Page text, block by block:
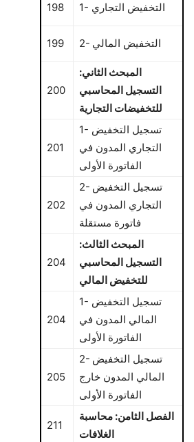
198 1- التخفيض التجاري
199 2- التخفيض المالي
200
المبحث الثاني:
التسجيل المحاسبي
للتخفيضات التجارية
201
1- تسجيل التخفيض
التجاري المدون في
الفاتورة الأولى
202
2- تسجيل التخفيض
التجاري المدون في
فاتورة مستقلة
204
المبحث الثالث:
التسجيل المحاسبي
للتخفيض المالي
204
1- تسجيل التخفيض
المالي المدون في
الفاتورة الأولى
205
2- تسجيل التخفيض
المالي المدون خارج
الفاتورة الأولى
211
الفصل الثامن: محاسبة
الغلافات